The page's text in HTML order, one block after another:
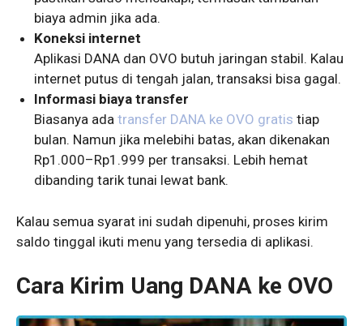
biaya admin jika ada.
Koneksi internet
Aplikasi DANA dan OVO butuh jaringan stabil. Kalau
internet putus di tengah jalan, transaksi bisa gagal.
Informasi biaya transfer
Biasanya adatransfer DANA ke OVO gratis tiap
bulan. Namun jika melebihi batas, akan dikenakan
Rp1.000–Rp1.999 per transaksi. Lebih hemat
dibanding tarik tunai lewat bank.
Kalau semua syarat ini sudah dipenuhi, proses kirim
saldo tinggal ikuti menu yang tersedia di aplikasi.
Cara Kirim Uang DANA ke OVO